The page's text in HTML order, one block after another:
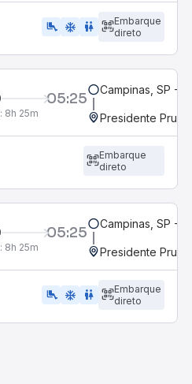
airline_seat_legroom_extra ac_unit wc
Embarque
direto
05:25
8h 25m
Campinas, SP -
Presidente
Embarque
direto
05:25
8h 25m
Campinas, SP -
Presidente
airline_seat_legroom_extra ac_unit wc
Embarque
direto